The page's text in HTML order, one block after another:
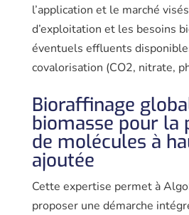
l’application et le marché
d’exploitation et les besoins
éventuels effluents
covalori­sation (CO2, nitrate,
Bioraffinage
biomasse pour la
de molécules à
ajoutée
Cette expertise permet à
proposer une démarche